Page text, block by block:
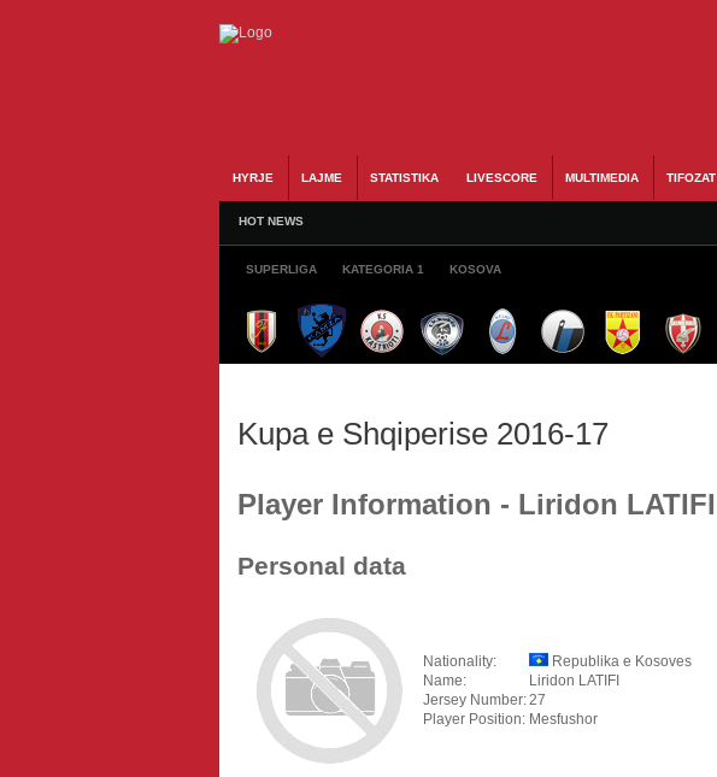
HYRJE LAJME STATISTIKA LIVESCORE MULTIMEDIA TIFOZAT
HOT NEWS
SUPERLIGA KATEGORIA 1 KOSOVA
Kupa e Shqiperise 2016-17
Player Information - Liridon LATIFI
Personal data
Nationality:
Republika e Kosoves
Name:
Liridon LATIFI
Jersey Number:27
Player Position: Mesfushor